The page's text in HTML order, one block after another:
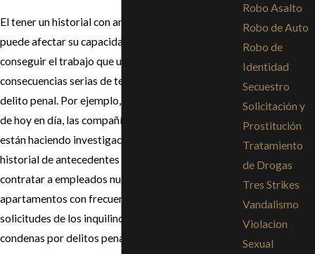
El tener un historial con antecedentes penales le
puede afectar su capacidad para obtener crédito y
conseguir el trabajo que usted desea. Existen otras
consecuencias serias de tener una condena por un
delito penal. Por ejemplo, en la economía tan difícil
de hoy en día, las compañías y lo empleadores
están haciendo investigaciones extensas del
historial de antecedentes penales antes de
contratar a empleados nuevos. Los complejos de
apartamentos con frecuencia rechazan las
solicitudes de los inquilinos en función a sus
condenas por delitos penales. Los historiales de
Robo Asalto
Robo de Auto
Robo de
Identidad
Secuestro
Solicitación y
Prostitución
Tratamiento
de Drogas
Tres Strikes
Vandalismo
Violacion
Sexual